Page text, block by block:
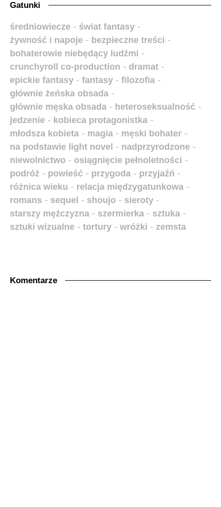
Gatunki
średniowiecze - świat fantasy -
żywność i napoje - bezpieczne treści -
bohaterowie niebędący ludźmi -
crunchyroll co-production - dramat -
epickie fantasy - fantasy - filozofia -
głównie żeńska obsada -
głównie męska obsada - heteroseksualność -
jedzenie - kobieca protagonistka -
młodsza kobieta - magia - męski bohater -
na podstawie light novel - nadprzyrodzone -
niewolnictwo - osiągnięcie pełnoletności -
podróż - powieść - przygoda - przyjaźń -
różnica wieku - relacja międzygatunkowa -
romans - sequel - shoujo - sieroty -
starszy mężczyzna - szermierka - sztuka -
sztuki wizualne - tortury - wróżki - zemsta
Komentarze